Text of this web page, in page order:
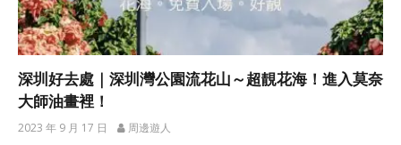
深圳好去處｜深圳灣公園流花山～超靚花海！進入莫奈
大師油畫裡！
2023 年 9 月 17 日 周邊遊人